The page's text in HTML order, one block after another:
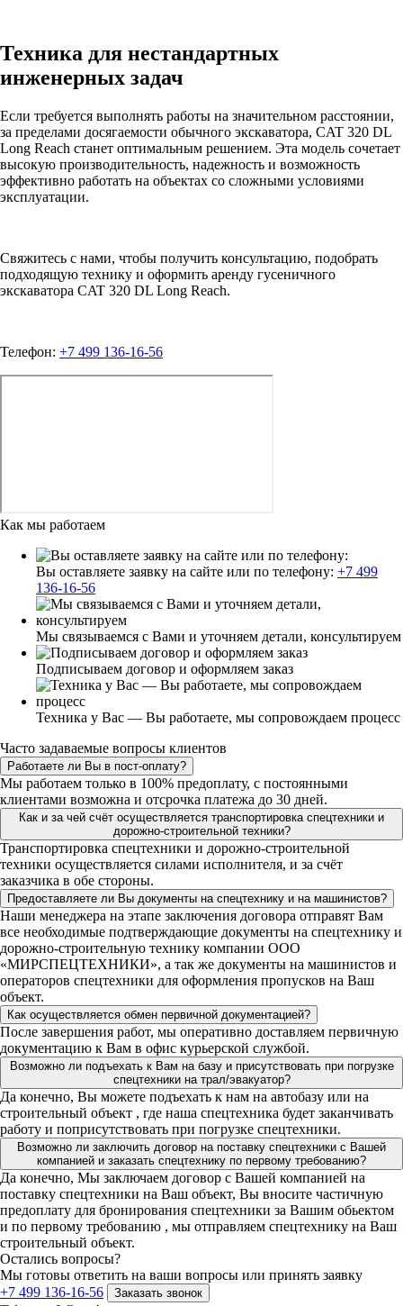
Техника для нестандартных
инженерных задач
Если требуется выполнять работы на значительном расстоянии,
за пределами досягаемости обычного экскаватора, CAT 320 DL
Long Reach станет оптимальным решением. Эта модель сочетает
высокую производительность, надежность и возможность
эффективно работать на объектах со сложными условиями
эксплуатации.
Свяжитесь с нами, чтобы получить консультацию, подобрать
подходящую технику и оформить аренду гусеничного
экскаватора CAT 320 DL Long Reach.
Телефон: +7 499 136-16-56
Как мы работаем
Вы оставляете заявку на сайте или по телефону: +7 499
136-16-56
Мы связываемся с Вами и уточняем детали, консультируем
Подписываем договор и оформляем заказ
Техника у Вас — Вы работаете, мы сопровождаем процесс
Часто задаваемые вопросы клиентов
Работаете ли Вы в пост-оплату?
Мы работаем только в 100% предоплату, с постоянными
клиентами возможна и отсрочка платежа до 30 дней.
Как и за чей счёт осуществляется транспортировка спецтехники и
дорожно-строительной техники?
Транспортировка спецтехники и дорожно-строительной
техники осуществляется силами исполнителя, и за счёт
заказчика в обе стороны.
Предоставляете ли Вы документы на спецтехнику и на машинистов?
Наши менеджера на этапе заключения договора отправят Вам
все необходимые подтверждающие документы на спецтехнику и
дорожно-строительную технику компании ООО
«МИРСПЕЦТЕХНИКИ», а так же документы на машинистов и
операторов спецтехники для оформления пропусков на Ваш
объект.
Как осуществляется обмен первичной документацией?
После завершения работ, мы оперативно доставляем первичную
документацию к Вам в офис курьерской службой.
Возможно ли подъехать к Вам на базу и присутствовать при погрузке
спецтехники на трал/эвакуатор?
Да конечно, Вы можете подъехать к нам на автобазу или на
строительный объект , где наша спецтехника будет заканчивать
работу и поприсутствовать при погрузке спецтехники.
Возможно ли заключить договор на поставку спецтехники с Вашей
компанией и заказать спецтехнику по первому требованию?
Да конечно, Мы заключаем договор с Вашей компанией на
поставку спецтехники на Ваш объект, Вы вносите частичную
предоплату для бронирования спецтехники за Вашим обьектом
и по первому требованию , мы отправляем спецтехнику на Ваш
строительный объект.
Остались вопросы?
Мы готовы ответить на ваши вопросы или принять заявку
+7 499 136-16-56
Заказать звонок